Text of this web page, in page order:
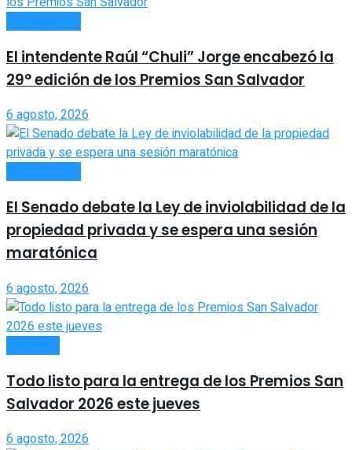
El intendente Raúl “Chuli” Jorge encabezó la
29° edición de los Premios San Salvador
6 agosto, 2026
El Senado debate la Ley de inviolabilidad de la
propiedad privada y se espera una sesión
maratónica
6 agosto, 2026
Todo listo para la entrega de los Premios San
Salvador 2026 este jueves
6 agosto, 2026